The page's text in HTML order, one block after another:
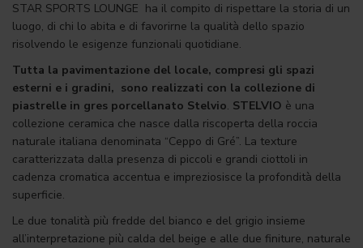
STAR SPORTS LOUNGE ha il compito di rispettare la storia di un
luogo, di chi lo abita e di favorirne la qualità dello spazio
risolvendo le esigenze funzionali quotidiane.
Tutta la pavimentazione del locale, compresi gli spazi
esterni e i gradini, sono realizzati con la collezione di
piastrelle in gres porcellanato Stelvio. STELVIO è una
collezione ceramica che nasce dalla riscoperta della roccia
naturale italiana denominata “Ceppo di Gré”. La texture
caratterizzata dalla presenza di piccoli e grandi ciottoli in
cadenza cromatica accentua e impreziosisce la profondità della
superficie.
Le due tonalità più fredde del bianco e del grigio insieme
all’interpretazione più calda del beige e alle due finiture, naturale